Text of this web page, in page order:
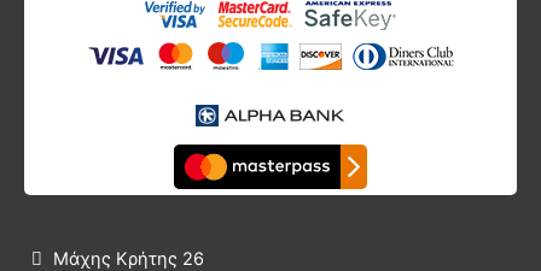
 Μάχης Κρήτης 26